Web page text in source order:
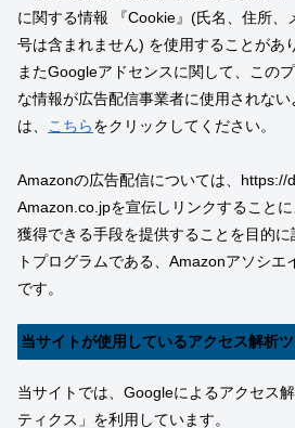
に関する情報 『Cookie』(氏名、住所、
号は含まれません) を使用することがあ
またGoogleアドセンスに関して、この
な情報が広告配信事業者に使用されな
は、
こちらをクリックしてください。
Amazonの広告配信については、https://
Amazon.co.jpを宣伝しリンクすること
獲得できる手段を提供することを目的
トプログラムである、Amazonアソシ
です。
当サイトが使用しているアクセス解析
当サイトでは、Googleによるアクセス
ティクス」を利用しています。